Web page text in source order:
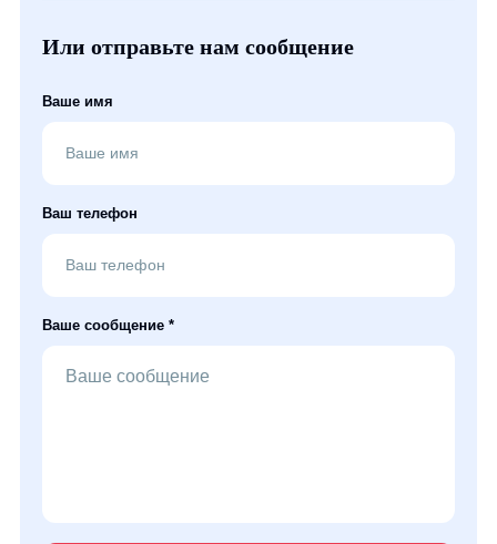
Или отправьте нам сообщение
Ваше имя
Ваш телефон
Ваше сообщение *